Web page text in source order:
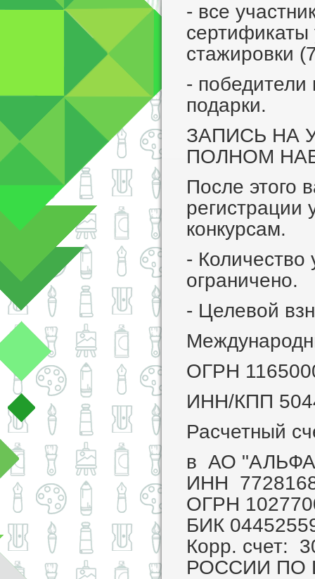
- все
сертификаты
стажировки
- победители
подарки.
ЗАПИСЬ НА
ПОЛНОМ
После этого
регистрации
конкурсам.
- Количество
ограничено.
- Целевой
ОГРН
ИНН/КПП
Расчетный
в АО
ИНН
ОГРН
БИК
Корр. счет:
РОССИИ ПО